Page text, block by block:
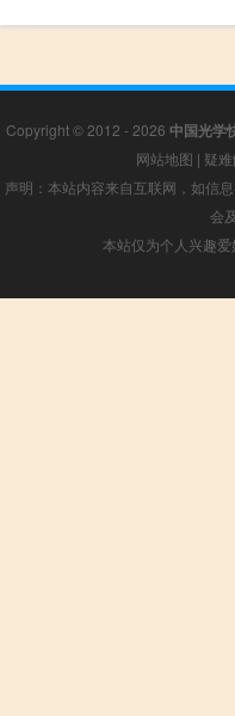
Copyright © 2012 - 2026 中国光学
网站地图 | 疑
声明：本站内容来自互联网，如信
会
本站仅为个人兴趣